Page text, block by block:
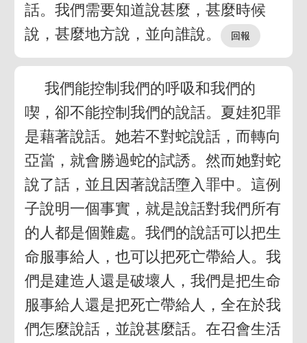
話。我們需要知道說甚麼，甚麼時候
說，甚麼地方說，並向誰說。
我們能控制我們的呼吸和我們的
喫，卻不能控制我們的說話。夏娃犯罪
是藉著說話。她若不對蛇說話，而轉向
亞當，就會勝過蛇的試誘。然而她對蛇
說了話，並且因著說話墮入罪中。這例
子說明一個事實，就是說話對我們所有
的人都是個難處。我們的說話可以把生
命服事給人，也可以把死亡帶給人。我
們是建造人還是破壞人，我們是把生命
服事給人還是把死亡帶給人，全在於我
們怎麼說話，並說甚麼話。在召會生活